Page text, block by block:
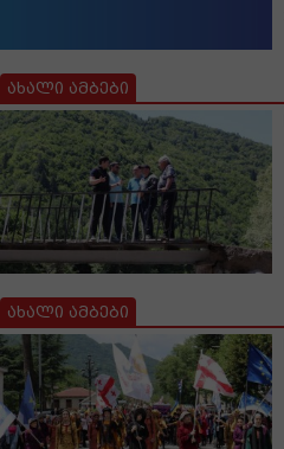
ახალი ამბები
ახალი ამბები